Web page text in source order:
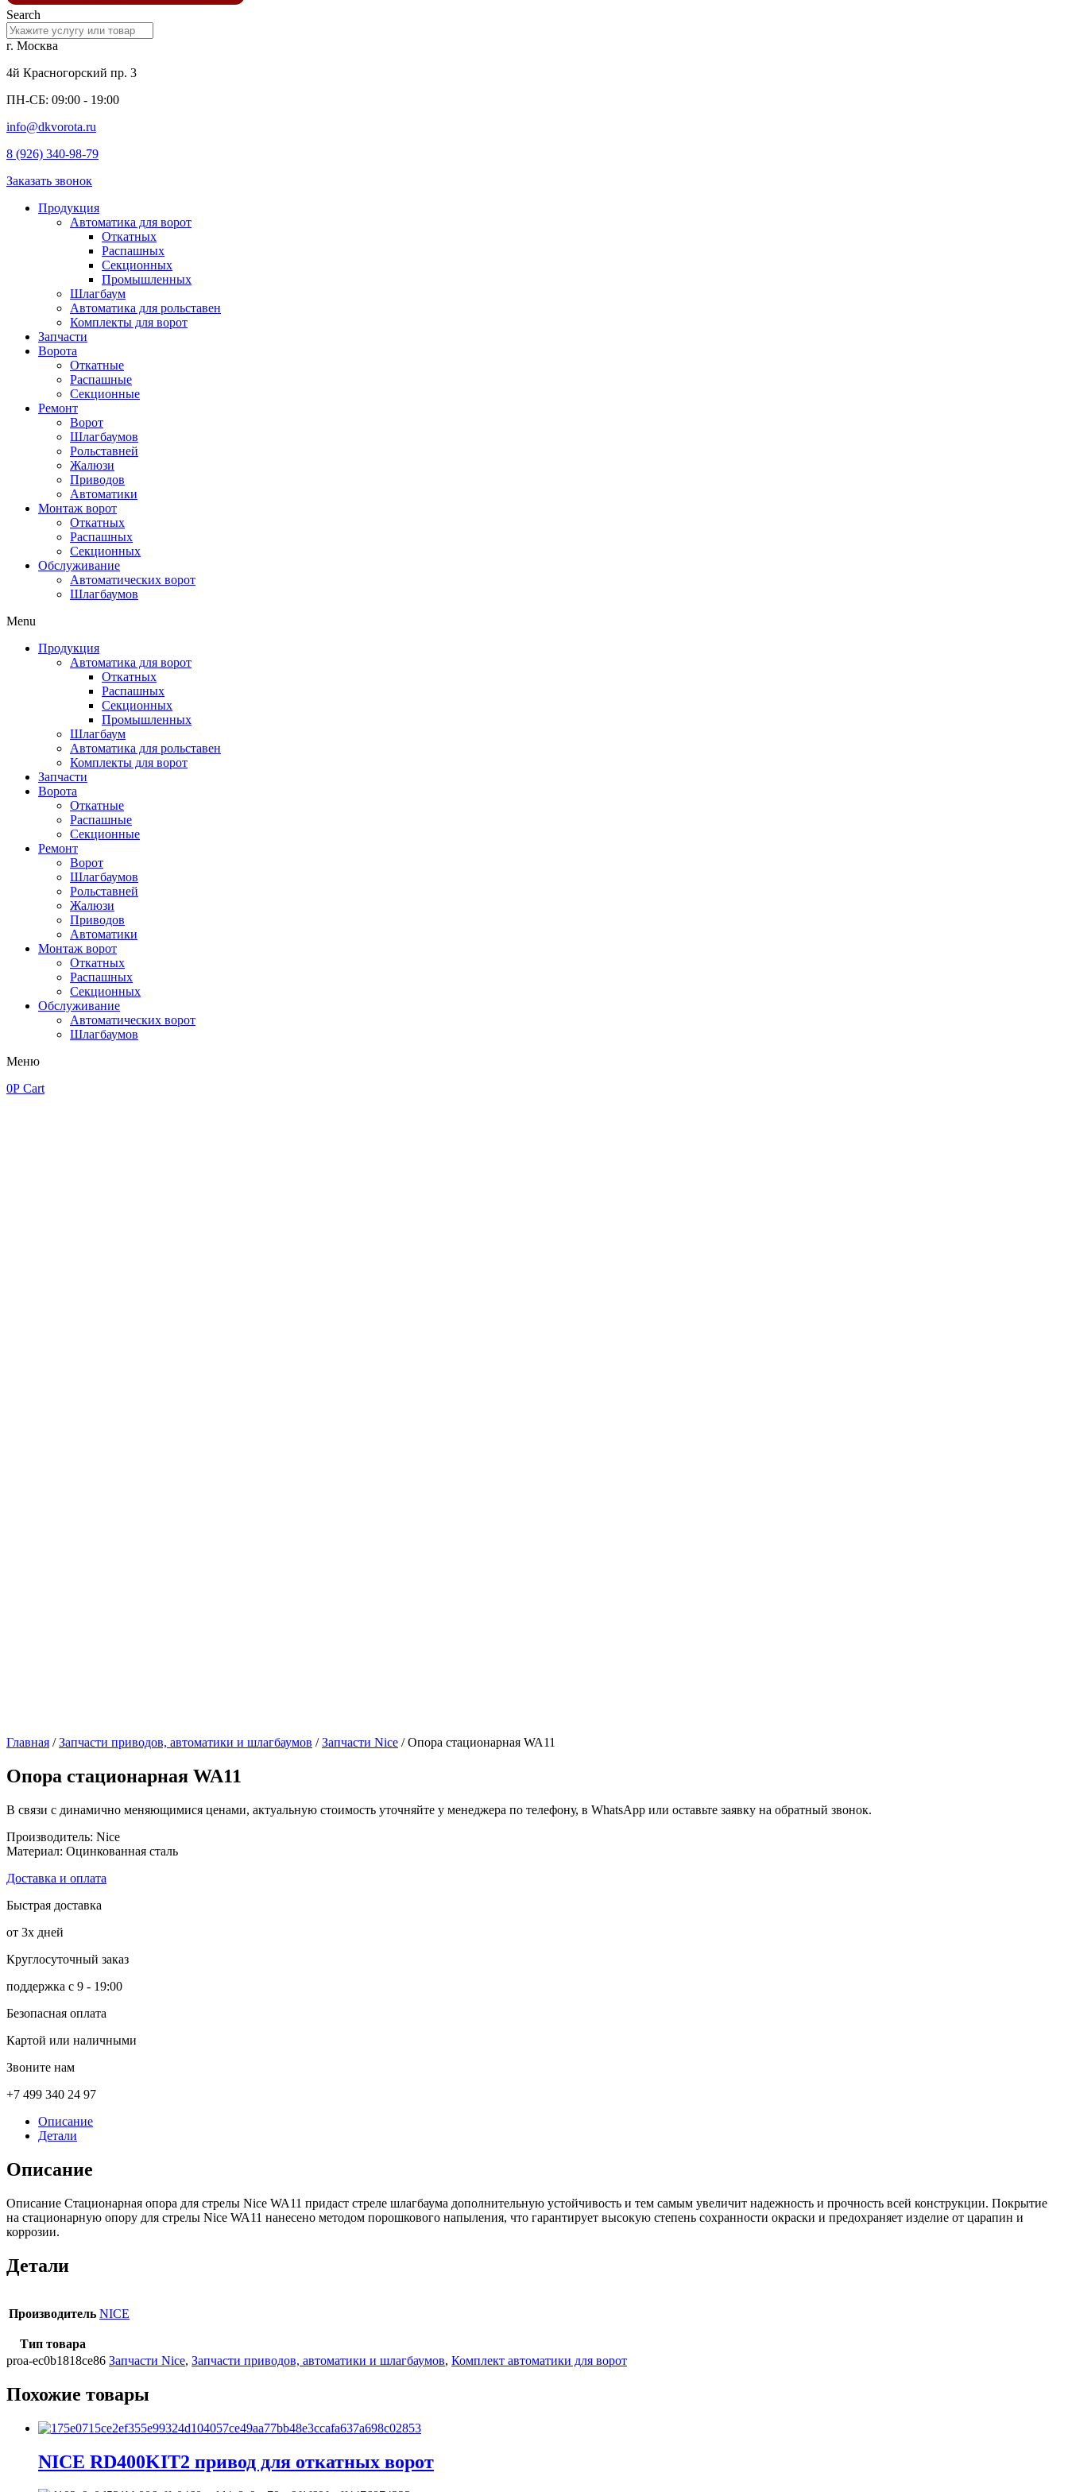
Search
г. Москва
4й Красногорский пр. 3
ПН-СБ: 09:00 - 19:00
info@dkvorota.ru
8 (926) 340-98-79
Заказать звонок
Продукция
Автоматика для ворот
Откатных
Распашных
Секционных
Промышленных
Шлагбаум
Автоматика для рольставен
Комплекты для ворот
Запчасти
Ворота
Откатные
Распашные
Секционные
Ремонт
Ворот
Шлагбаумов
Рольставней
Жалюзи
Приводов
Автоматики
Монтаж ворот
Откатных
Распашных
Секционных
Обслуживание
Автоматических ворот
Шлагбаумов
Menu
Продукция
Автоматика для ворот
Откатных
Распашных
Секционных
Промышленных
Шлагбаум
Автоматика для рольставен
Комплекты для ворот
Запчасти
Ворота
Откатные
Распашные
Секционные
Ремонт
Ворот
Шлагбаумов
Рольставней
Жалюзи
Приводов
Автоматики
Монтаж ворот
Откатных
Распашных
Секционных
Обслуживание
Автоматических ворот
Шлагбаумов
Меню
0Р Cart
Главная /Запчасти приводов, автоматики и шлагбаумов /Запчасти Nice / Опора стационарная WA11
Опора стационарная WA11
В связи с динамично меняющимися ценами, актуальную стоимость уточняйте у менеджера по телефону, в WhatsApp или оставьте заявку на обратный звонок.
Производитель: Nice
Материал: Оцинкованная сталь
Доставка и оплата
Быстрая доставка
от 3х дней
Круглосуточный заказ
поддержка с 9 - 19:00
Безопасная оплата
Картой или наличными
Звоните нам
+7 499 340 24 97
Описание
Детали
Описание
Описание Стационарная опора для стрелы Nice WA11 придаст стреле шлагбаума дополнительную устойчивость и тем самым увеличит надежность и прочность всей конструкции. Покрытие
на стационарную опору для стрелы Nice WA11 нанесено методом порошкового напыления, что гарантирует высокую степень сохранности окраски и предохраняет изделие от царапин и
коррозии.
Детали
Производитель NICE
Тип товара
proa-ec0b1818ce86 Запчасти Nice, Запчасти приводов, автоматики и шлагбаумов, Комплект автоматики для ворот
Похожие товары
NICE RD400KIT2 привод для откатных ворот